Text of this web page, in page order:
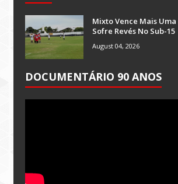
Mixto Vence Mais Uma
Sofre Revés No Sub-15
August 04, 2026
DOCUMENTÁRIO 90 ANOS